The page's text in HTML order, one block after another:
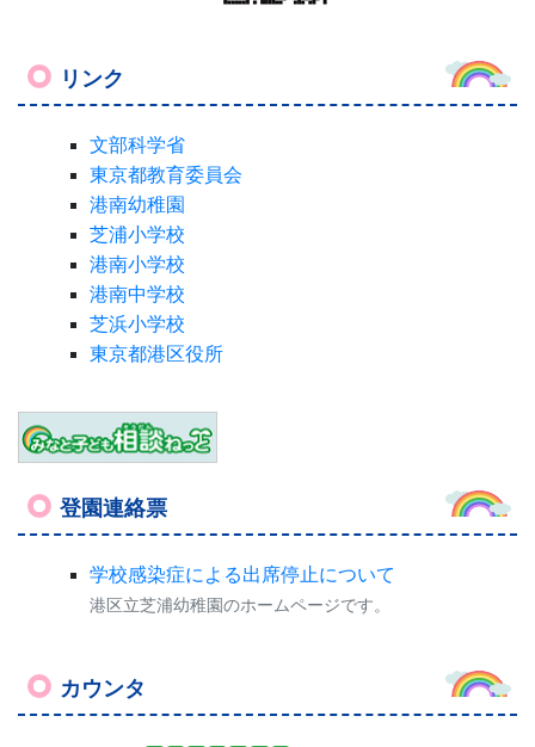
リンク
文部科学省
東京都教育委員会
港南幼稚園
芝浦小学校
港南小学校
港南中学校
芝浜小学校
東京都港区役所
登園連絡票
学校感染症による出席停止について
港区立芝浦幼稚園のホームページです。
カウンタ